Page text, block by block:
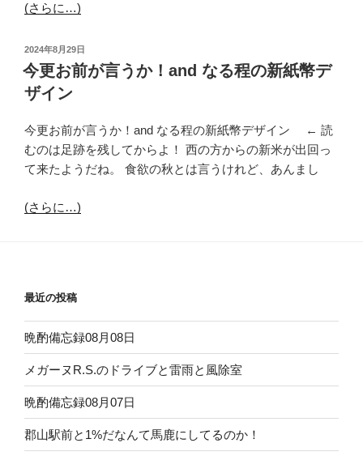
(さらに…)
投
稿
日:
2024年8月29日
今更お前が言うか！and なる程の新紙幣デ
ザイン
今更お前が言うか！and なる程の新紙幣デザイン ← 読
むのは足跡を残してからよ！ 西の方からの新米が出回っ
て来たようだね。 食欲の秋とは言うけれど、あんまし
(さらに…)
最近の投稿
晩酌備忘録08月08日
メガーヌR.S.のドライブと雷雨と風除室
晩酌備忘録08月07日
郡山駅前と1%だなんて馬鹿にしてるのか！